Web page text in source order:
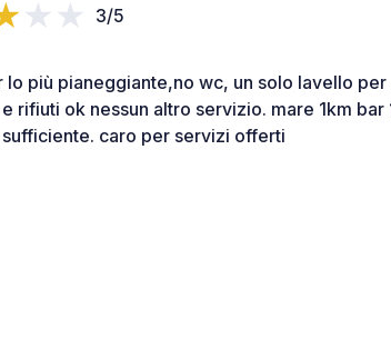
3/5
lo più pianeggiante,no wc, un solo lavello
rifiuti ok nessun altro servizio. mare 1km bar
caro per servizi offerti